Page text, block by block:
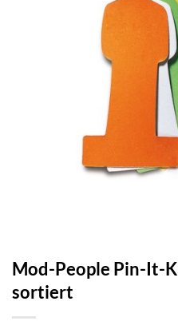
Mod-People Pin-It-
sortiert